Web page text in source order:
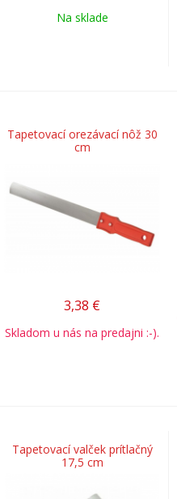
Na sklade
Tapetovací orezávací nôž 30
cm
3,38 €
Skladom u nás na predajni :-).
Tapetovací valček prítlačný
17,5 cm